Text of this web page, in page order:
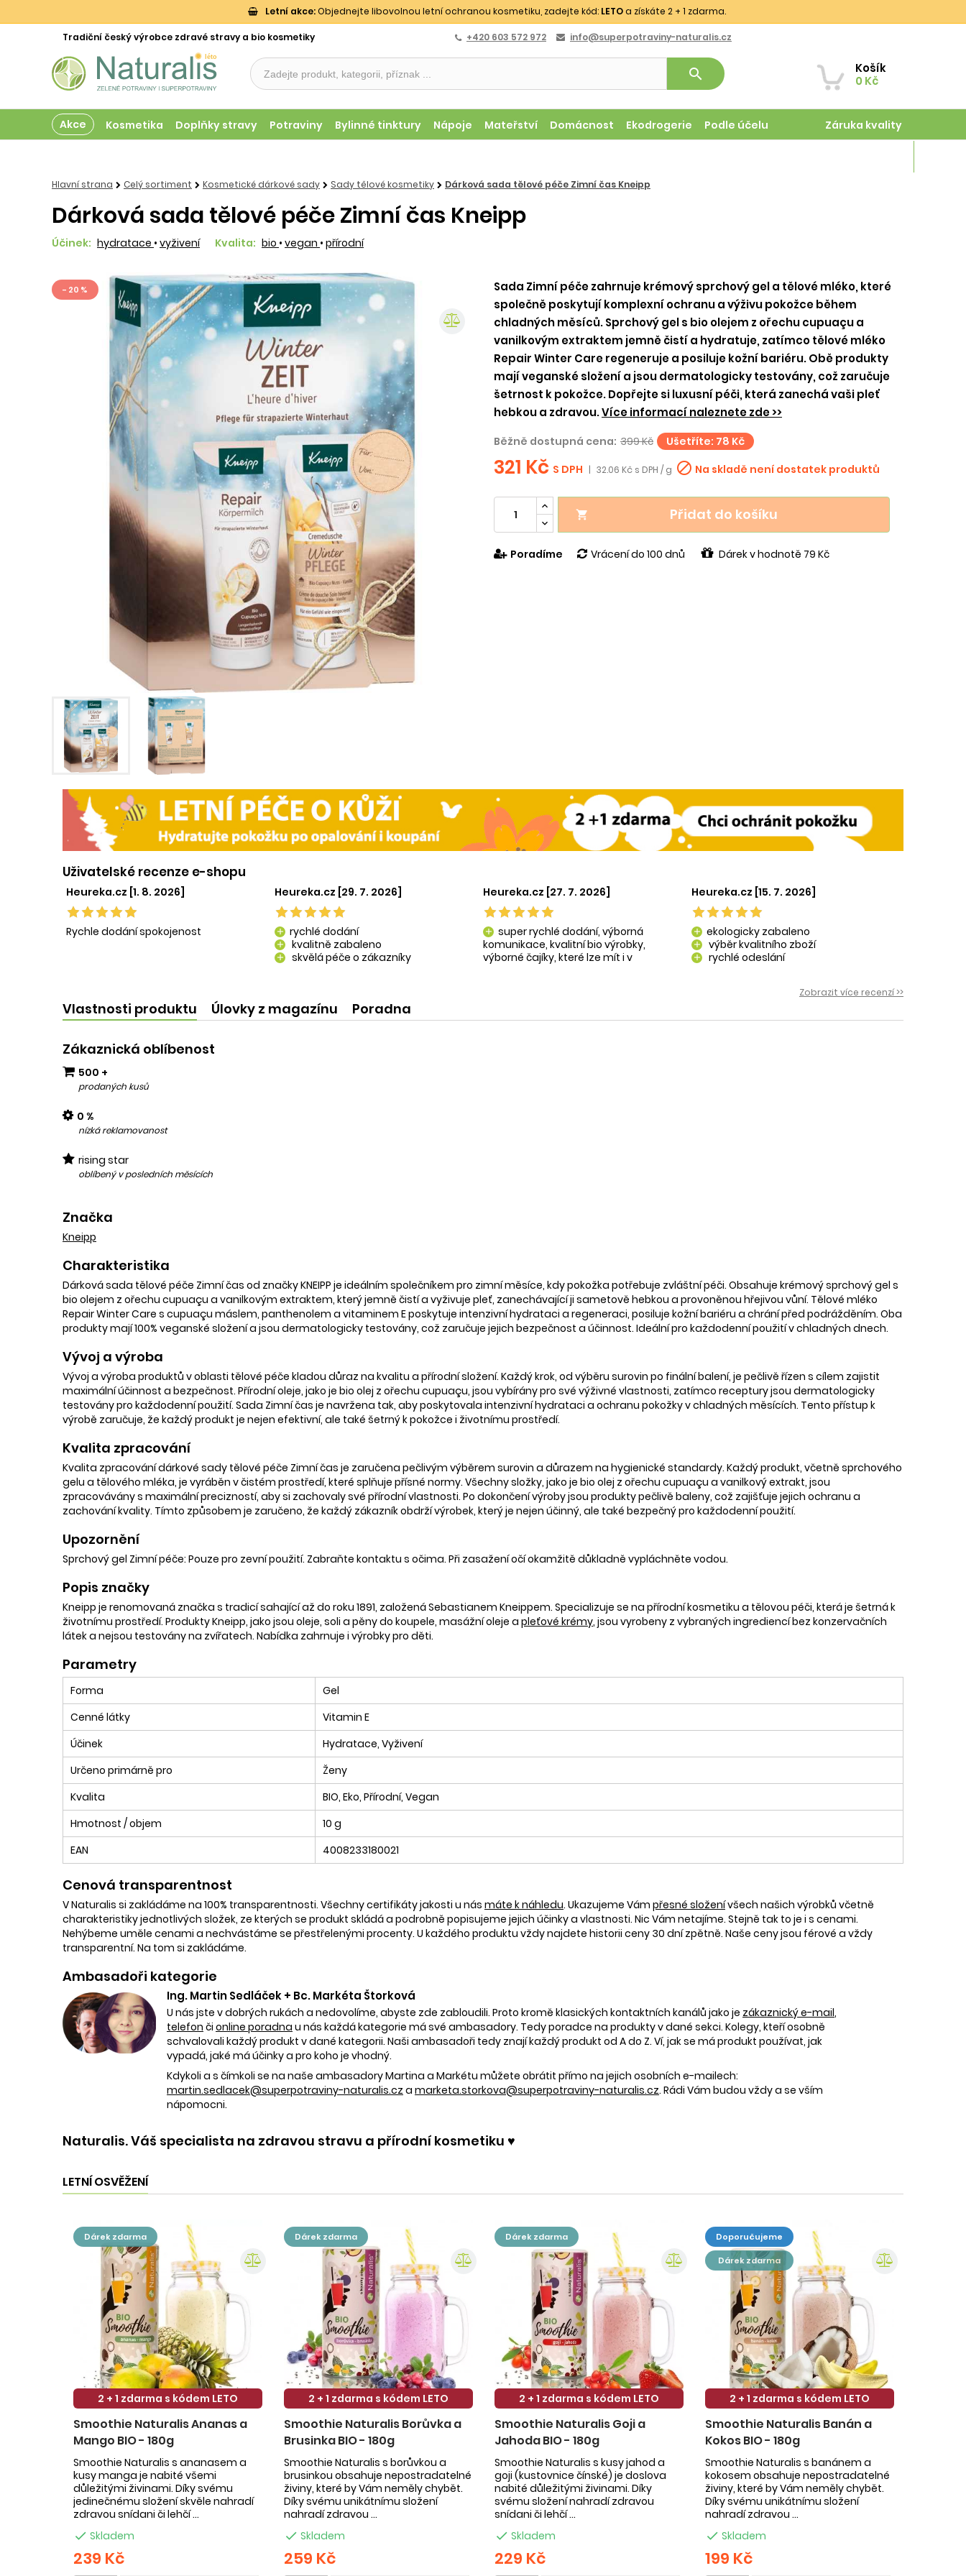
Letní akce:Objednejte libovolnou letní ochranou kosmetiku, zadejte kód: LETOa získáte 2 + 1 zdarma.
Tradiční český výrobce zdravé stravy a bio kosmetiky +420 603 572 972 info@superpotraviny-naturalis.cz
Košík
0 Kč
search
Akce Kosmetika Doplňky stravy Potraviny Bylinné tinktury Nápoje Mateřství Domácnost Ekodrogerie Podle účelu Záruka kvality
Hlavní strana Celý sortiment Kosmetické dárkové sady Sady tělové kosmetiky Dárková sada tělové péče Zimní čas Kneipp
Dárková sada tělové péče Zimní čas Kneipp
Účinek: hydratace • vyživení Kvalita: bio • vegan • přírodní
- 20 %
Sada Zimní péče zahrnuje krémový sprchový gel a tělové mléko, které
společně poskytují komplexní ochranu a výživu pokožce během
chladných měsíců. Sprchový gel s bio olejem z ořechu cupuaçu a
vanilkovým extraktem jemně čistí a hydratuje, zatímco tělové mléko
Repair Winter Care regeneruje a posiluje kožní bariéru. Obě produkty
mají veganské složení a jsou dermatologicky testovány, což zaručuje
šetrnost k pokožce. Dopřejte si luxusní péči, která zanechá vaši pleť
hebkou a zdravou.Více informací naleznete zde >>
Běžně dostupná cena: 399 Kč Ušetříte: 78 Kč
321 Kč S DPH | 32.06 Kč s DPH / g  Na skladě není dostatek produktů
 Přidat do košíku
Poradíme Vrácení do 100 dnů Dárek v hodnotě 79 Kč
Uživatelské recenze e-shopu
Heureka.cz [1. 8. 2026]
Rychle dodání spokojenost
Heureka.cz [29. 7. 2026]
add rychlé dodání
add kvalitně zabaleno
add skvělá péče o zákazníky
Heureka.cz [27. 7. 2026]
add super rychlé dodání, výborná
komunikace, kvalitní bio výrobky,
výborné čajíky, které lze mít i v
Heureka.cz [15. 7. 2026]
add ekologicky zabaleno
add výběr kvalitního zboží
add rychlé odeslání
Zobrazit více recenzí >>
Vlastnosti produktu Úlovky z magazínu Poradna
Zákaznická oblíbenost
500 +
prodaných kusů
0 %
nízká reklamovanost
rising star
oblíbený v posledních měsících
Značka
Kneipp
Charakteristika
Dárková sada tělové péče Zimní čas od značky KNEIPP je ideálním společníkem pro zimní měsíce, kdy pokožka potřebuje zvláštní péči. Obsahuje krémový sprchový gel s
bio olejem z ořechu cupuaçu a vanilkovým extraktem, který jemně čistí a vyživuje pleť, zanechávající ji sametově hebkou a provoněnou hřejivou vůní. Tělové mléko
Repair Winter Care s cupuaçu máslem, panthenolem a vitaminem E poskytuje intenzivní hydrataci a regeneraci, posiluje kožní bariéru a chrání před podrážděním. Oba
produkty mají 100% veganské složení a jsou dermatologicky testovány, což zaručuje jejich bezpečnost a účinnost. Ideální pro každodenní použití v chladných dnech.
Vývoj a výroba
Vývoj a výroba produktů v oblasti tělové péče kladou důraz na kvalitu a přírodní složení. Každý krok, od výběru surovin po finální balení, je pečlivě řízen s cílem zajistit
maximální účinnost a bezpečnost. Přírodní oleje, jako je bio olej z ořechu cupuaçu, jsou vybírány pro své výživné vlastnosti, zatímco receptury jsou dermatologicky
testovány pro každodenní použití. Sada Zimní čas je navržena tak, aby poskytovala intenzivní hydrataci a ochranu pokožky v chladných měsících. Tento přístup k
výrobě zaručuje, že každý produkt je nejen efektivní, ale také šetrný k pokožce i životnímu prostředí.
Kvalita zpracování
Kvalita zpracování dárkové sady tělové péče Zimní čas je zaručena pečlivým výběrem surovin a důrazem na hygienické standardy. Každý produkt, včetně sprchového
gelu a tělového mléka, je vyráběn v čistém prostředí, které splňuje přísné normy. Všechny složky, jako je bio olej z ořechu cupuaçu a vanilkový extrakt, jsou
zpracovávány s maximální precizností, aby si zachovaly své přírodní vlastnosti. Po dokončení výroby jsou produkty pečlivě baleny, což zajišťuje jejich ochranu a
zachování kvality. Tímto způsobem je zaručeno, že každý zákazník obdrží výrobek, který je nejen účinný, ale také bezpečný pro každodenní použití.
Upozornění
Sprchový gel Zimní péče: Pouze pro zevní použití. Zabraňte kontaktu s očima. Při zasažení očí okamžitě důkladně vypláchněte vodou.
Popis značky
Kneipp je renomovaná značka s tradicí sahající až do roku 1891, založená Sebastianem Kneippem. Specializuje se na přírodní kosmetiku a tělovou péči, která je šetrná k
životnímu prostředí. Produkty Kneipp, jako jsou oleje, soli a pěny do koupele, masážní oleje a pleťové krémy, jsou vyrobeny z vybraných ingrediencí bez konzervačních
látek a nejsou testovány na zvířatech. Nabídka zahrnuje i výrobky pro děti.
Parametry
Forma
Gel
Cenné látky
Vitamin E
Účinek
Hydratace, Vyživení
Určeno primárně pro
Ženy
Kvalita
BIO, Eko, Přírodní, Vegan
Hmotnost / objem
10 g
EAN
4008233180021
Cenová transparentnost
V Naturalis si zakládáme na 100% transparentnosti. Všechny certifikáty jakosti u nás máte k náhledu. Ukazujeme Vám přesné složenívšech našich výrobků včetně
charakteristiky jednotlivých složek, ze kterých se produkt skládá a podrobně popisujeme jejich účinky a vlastnosti. Nic Vám netajíme. Stejně tak to je i s cenami.
Nehýbeme uměle cenami a nechvástáme se přestřelenými procenty. U každého produktu vždy najdete historii ceny 30 dní zpětně. Naše ceny jsou férové a vždy
transparentní. Na tom si zakládáme.
Ambasadoři kategorie
Ing. Martin Sedláček + Bc. Markéta Štorková
U nás jste v dobrých rukách a nedovolíme, abyste zde zabloudili. Proto kromě klasických kontaktních kanálů jako je zákaznický e-mail,
telefon či online poradna u nás každá kategorie má své ambasadory. Tedy poradce na produkty v dané sekci. Kolegy, kteří osobně
schvalovali každý produkt v dané kategorii. Naši ambasadoři tedy znají každý produkt od A do Z. Ví, jak se má produkt používat, jak
vypadá, jaké má účinky a pro koho je vhodný.
Kdykoli a s čímkoli se na naše ambasadory Martina a Markétu můžete obrátit přímo na jejich osobních e-mailech:
martin.sedlacek@superpotraviny-naturalis.cz a marketa.storkova@superpotraviny-naturalis.cz. Rádi Vám budou vždy a se vším
nápomocni.
Naturalis. Váš specialista na zdravou stravu a přírodní kosmetiku ♥️
LETNÍ OSVĚŽENÍ
dárek zdarma
2 + 1 zdarma s kódem LETO
Smoothie Naturalis Ananas a
Mango BIO - 180g
Smoothie Naturalis s ananasem a
kusy manga je nabité všemi
důležitými živinami. Díky svému
jedinečnému složení skvěle nahradí
zdravou snídani či lehčí ...
 Skladem
239 Kč
dárek zdarma
2 + 1 zdarma s kódem LETO
Smoothie Naturalis Borůvka a
Brusinka BIO - 180g
Smoothie Naturalis s borůvkou a
brusinkou obsahuje nepostradatelné
živiny, které by Vám neměly chybět.
Díky svému unikátnímu složení
nahradí zdravou ...
 Skladem
259 Kč
dárek zdarma
2 + 1 zdarma s kódem LETO
Smoothie Naturalis Goji a
Jahoda BIO - 180g
Smoothie Naturalis s kusy jahod a
goji (kustovnice čínské) je doslova
nabité důležitými živinami. Díky
svému složení nahradí zdravou
snídani či lehčí ...
 Skladem
229 Kč
doporučujeme
dárek zdarma
2 + 1 zdarma s kódem LETO
Smoothie Naturalis Banán a
Kokos BIO - 180g
Smoothie Naturalis s banánem a
kokosem obsahuje nepostradatelné
živiny, které by Vám neměly chybět.
Díky svému unikátnímu složení
nahradí zdravou ...
 Skladem
199 Kč